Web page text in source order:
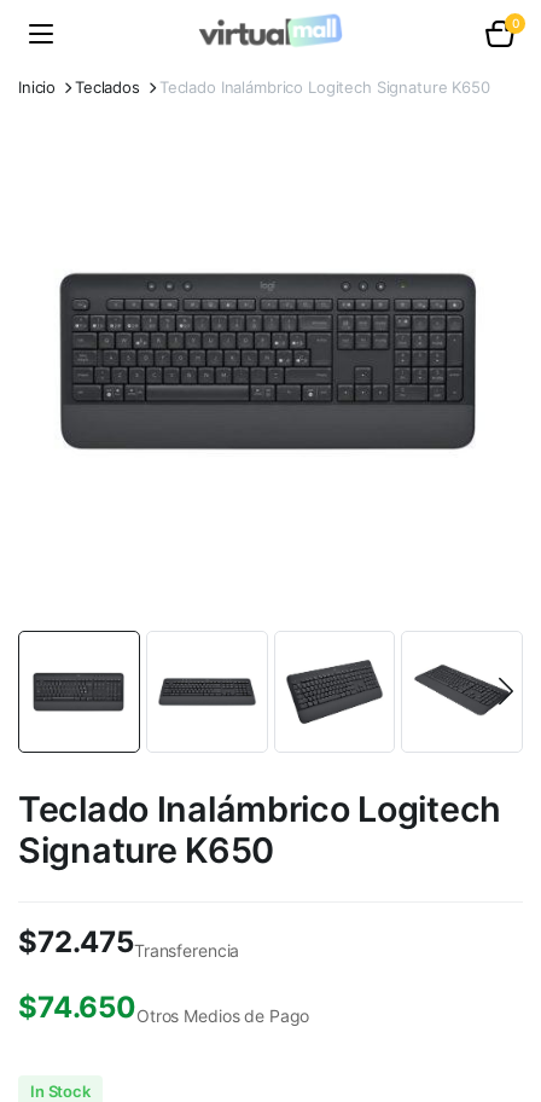
0
Inicio Teclados Teclado Inalámbrico Logitech Signature K650
Teclado Inalámbrico Logitech
Signature K650
$72.475Transferencia
$74.650Otros Medios de Pago
In Stock